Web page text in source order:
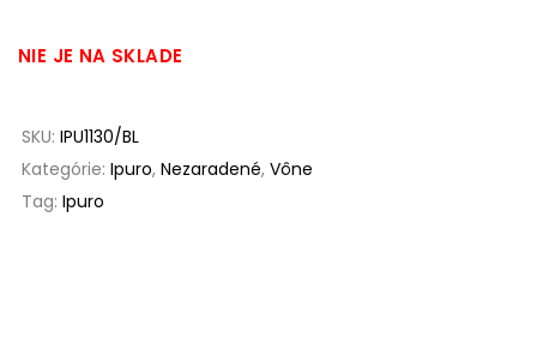
NIE JE NA SKLADE
SKU: IPU1130/BL
Kategórie: Ipuro, Nezaradené, Vône
Tag: Ipuro